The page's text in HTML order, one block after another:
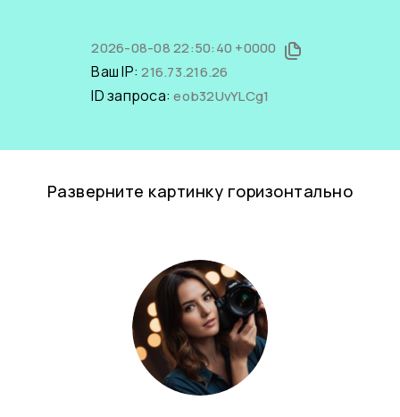
2026-08-08 22:50:40 +0000
Ваш IP:216.73.216.26
ID запроса:eob32UvYLCg1
Разверните картинку горизонтально